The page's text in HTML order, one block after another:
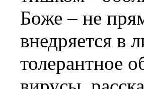
Боже – не
внедряется в
толерантное